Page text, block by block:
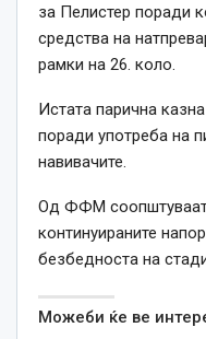
за Пелистер поради
средства на
рамки на 26. коло.
Истата парична
поради употреба на
навивачите.
Од ФФМ соопштуваат
континуираните
безбедноста на
Можеби ќе ве